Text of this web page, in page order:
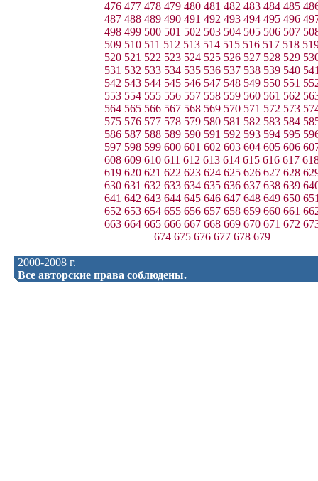
476 477 478 479 480 481 482 483 484 485
487 488 489 490 491 492 493 494 495 496
498 499 500 501 502 503 504 505 506 507
509 510 511 512 513 514 515 516 517 518
520 521 522 523 524 525 526 527 528 529
531 532 533 534 535 536 537 538 539 540
542 543 544 545 546 547 548 549 550 551
553 554 555 556 557 558 559 560 561 562
564 565 566 567 568 569 570 571 572 573
575 576 577 578 579 580 581 582 583 584
586 587 588 589 590 591 592 593 594 595
597 598 599 600 601 602 603 604 605 606
608 609 610 611 612 613 614 615 616 617
619 620 621 622 623 624 625 626 627 628
630 631 632 633 634 635 636 637 638 639
641 642 643 644 645 646 647 648 649 650
652 653 654 655 656 657 658 659 660 661
663 664 665 666 667 668 669 670 671 672
674 675 676 677 678 679
2000-2008 г.
Все авторские права соблюдены.